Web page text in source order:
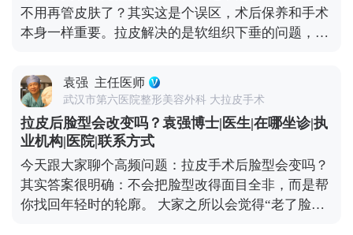
打了除皱针，也需要自己多注意收敛。还有一点很重
要，要定期回访医生，根据皮肤的恢复状态调整保养
态拉回一个好的起点，后续的健康生活习惯，才是维
持年轻态的核心。你对皮肤用心，它自然会给你好的
反馈。 想知道更多关于MCR复合提升术的问题，可
以去官方媒体平台（公众号、百家号、小红薯）预约
面诊，详细了解。
不用再管皮肤了？其实这是个误区，术后保养和手术
本身一样重要。拉皮解决的是软组织下垂的问题，但
感。 手术能帮我们把面部组织复位到好的状态，但皮
肤的自然衰老过程并没有停止。比如术后皮肤可能会
出现角质层变薄、胶原流失的情况，这就需要日常做
好维护。建议大家术后用温和的护肤品，重点做好保
湿和防晒，要是皮肤含水量不够，也可以在医生指导
下配合水光针这类轻医美项目，提升皮肤弹性。 另
外，动态纹的管理也不能忽视。皱眉、大笑带来的动
态纹，时间久了会变成静态纹。定期在医生评估后打
袁强 主任医师
武汉市第六医院整形美容外科 大拉皮手术
拉皮后脸型会改变吗？袁强博士|医生|在哪坐诊|执
业机构|医院|联系方式
今天跟大家聊个高频问题：拉皮手术后脸型会变吗？
其实答案很明确：不会把脸型改得面目全非，而是帮
你找回年轻时的轮廓。 大家之所以会觉得“老了脸型